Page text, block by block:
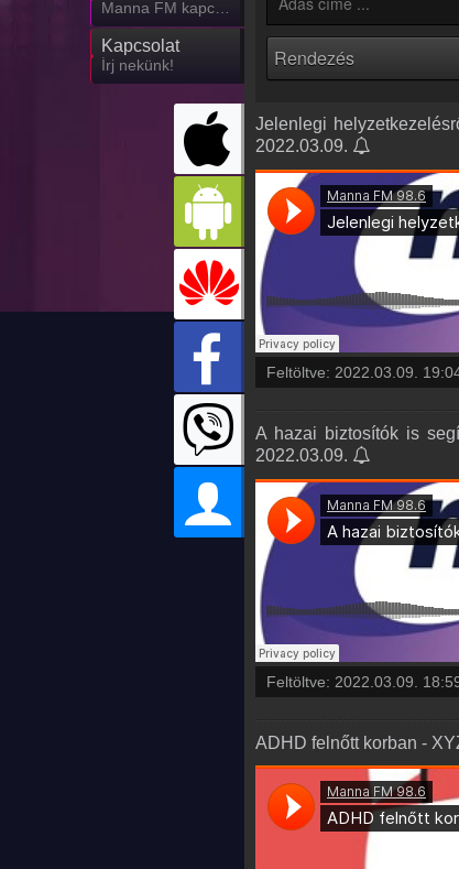
Kapcsolat
Írj nekünk!
Jelenlegi
2022.03.09.
Feltöltve: 2022.03.09.
A hazai biztosítók is
2022.03.09.
Feltöltve: 2022.03.09.
ADHD felnőtt korban -